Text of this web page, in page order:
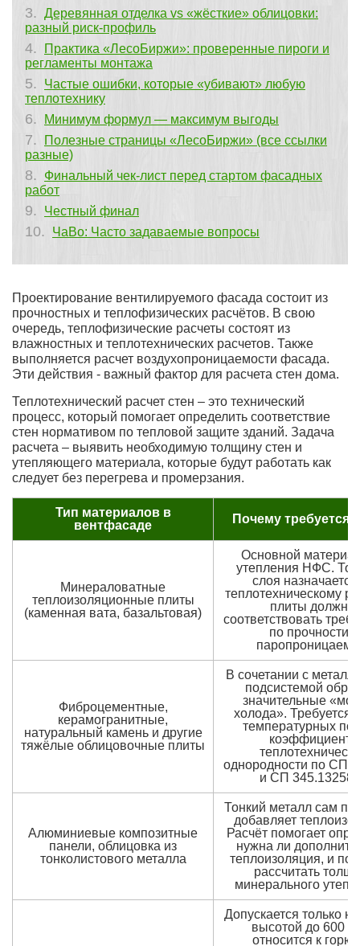
Деревянная отделка vs «жёсткие» облицовки:
разный риск-профиль
Практика «ЛесоБиржи»: проверенные пироги и
регламенты монтажа
Частые ошибки, которые «убивают» любую
теплотехнику
Минимум формул — максимум выгоды
Полезные страницы «ЛесоБиржи» (все ссылки
разные)
Финальный чек-лист перед стартом фасадных
работ
Честный финал
ЧаВо: Часто задаваемые вопросы
Проектирование вентилируемого фасада состоит из
прочностных и теплофизических расчётов. В свою
очередь, теплофизические расчеты состоят из
влажностных и теплотехнических расчетов. Также
выполняется расчет воздухопроницаемости фасада.
Эти действия - важный фактор для расчета стен дома.
Теплотехнический расчет стен – это технический
процесс, который помогает определить соответствие
стен нормативом по тепловой защите зданий. Задача
расчета – выявить необходимую толщину стен и
утепляющего материала, которые будут работать как
следует без перегрева и промерзания.
Тип материалов в
вентфасаде
Почему требуется
Минераловатные
теплоизоляционные плиты
(каменная вата, базальтовая)
Основной
утепления НФС.
слоя
теплотехническому
плиты должны
соответствовать
по прочности и
Фиброцементные,
керамогранитные,
натуральный камень и другие
тяжёлые облицовочные плиты
В сочетании с
подсистемой
значительные
холода». Требуется
температурных
коэффициента
однородности по СП
и СП
Алюминиевые композитные
панели, облицовка из
тонколистового металла
Тонкий металл сам по
добавляет
Расчёт помогает
нужна ли
теплоизоляция, и
рассчитать
минерального
Допускается только
высотой до 600
относится к